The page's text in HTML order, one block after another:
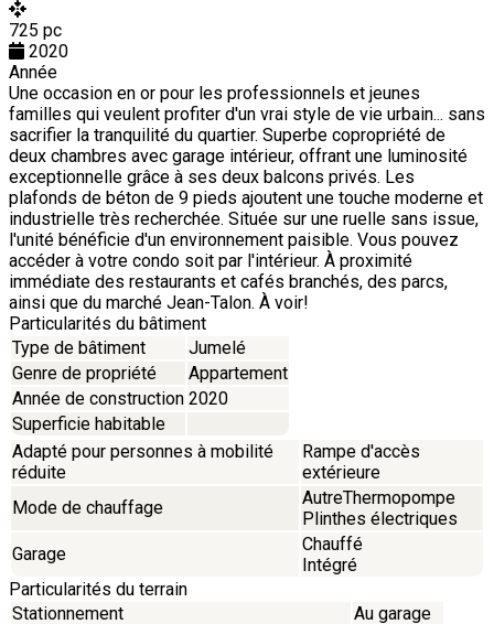
725 pc
2020
Année
Une occasion en or pour les professionnels et jeunes
familles qui veulent profiter d'un vrai style de vie urbain... sans
sacrifier la tranquilité du quartier. Superbe copropriété de
deux chambres avec garage intérieur, offrant une luminosité
exceptionnelle grâce à ses deux balcons privés. Les
plafonds de béton de 9 pieds ajoutent une touche moderne et
industrielle très recherchée. Située sur une ruelle sans issue,
l'unité bénéficie d'un environnement paisible. Vous pouvez
accéder à votre condo soit par l'intérieur. À proximité
immédiate des restaurants et cafés branchés, des parcs,
ainsi que du marché Jean-Talon. À voir!
Particularités du bâtiment
Type de bâtiment
Jumelé
Genre de propriété
Appartement
Année de construction 2020
Superficie habitable
Adapté pour personnes à mobilité
réduite
Rampe d'accès
extérieure
Mode de chauffage
AutreThermopompe
Plinthes électriques
Garage
Chauffé
Intégré
Particularités du terrain
Stationnement
Au garage